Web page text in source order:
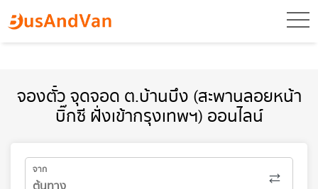
จองตั๋ว จุดจอด ต.บ้านบึง (สะพานลอยหน้า
บิ๊กซี ฝั่งเข้ากรุงเทพฯ) ออนไลน์
จาก